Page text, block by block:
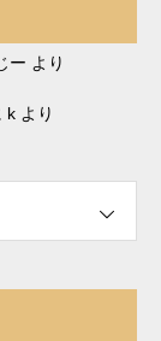
ー より
k より